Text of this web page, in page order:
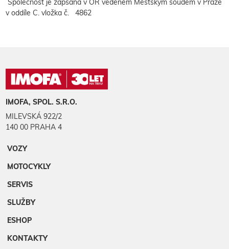
Společnost je zapsaná v OR vedeném Městským soudem v Praze
v oddíle C. vložka č. 4862
IMOFA, SPOL. S.R.O.
MILEVSKÁ 922/2
140 00 PRAHA 4
VOZY
MOTOCYKLY
SERVIS
SLUŽBY
ESHOP
KONTAKTY